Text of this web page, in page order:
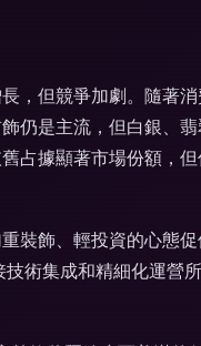
，但競爭加劇。隨著
仍是主流，但白銀、
占據顯著市場份額，
裝飾、輕投資的心態
術集成和精細化運營